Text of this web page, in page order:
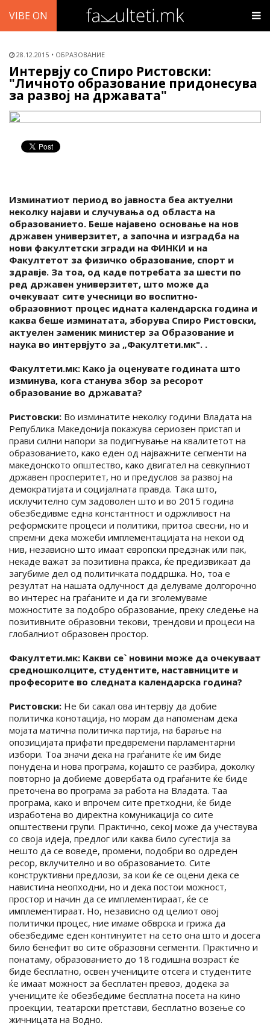
VIBE ON
28.12.2015 ОБРАЗОВАНИЕ
Интервју со Спиро Ристовски:
"Личното образование придонесува
за развој на државата"
Изминатиот период во јавноста беа актуелни
неколку најави и случувања од областа на
образованието. Беше најавено основање на нов
државен универзитет, а започна и изградба на
нови факултетски згради на ФИНКИ и на
Факултетот за физичко образование, спорт и
здравје. За тоа, од каде потребата за шести по
ред државен универзитет, што може да
очекуваат сите учесници во воспитно-
образовниот процес идната календарска година и
каква беше изминатата, зборува Спиро Ристовски,
актуелен заменик министер за Образование и
наука во интервјуто за „Факултети.мк". .
Факултети.мк: Како ја оценувате годината што
изминува, кога станува збор за ресорот
образование во државата?
Ристовски: Во изминатите неколку години Владата на
Република Македонија покажува сериозен пристап и
прави силни напори за подигнување на квалитетот на
образованието, како еден од најважните сегменти на
македонското општество, како двигател на севкупниот
државен просперитет, но и предуслов за развој на
демократијата и социјалната правда. Така што,
исклучително сум задоволен што и во 2015 година
обезбедивме една константност и одржливост на
реформските процеси и политики, притоа свесни, но и
спремни дека можеби имплементацијата на некои од
нив, независно што имаат европски предзнак или пак,
некаде важат за позитивна пракса, ќе предизвикаат да
загубиме дел од политичката поддршка. Но, тоа е
резултат на нашата одлучност да делуваме долгорочно
во интерес на граѓаните и да ги зголемуваме
можностите за подобро образование, преку следење на
позитивните образовни текови, трендови и процеси на
глобалниот образовен простор.
Факултети.мк: Какви се` новини може да очекуваат
средношколците, студентите, наставниците и
професорите во следната календарска година?
Ристовски: Не би сакал ова интервју да добие
политичка конотација, но морам да напоменам дека
мојата матична политичка партија, на барање на
опозицијата прифати предвремени парламентарни
избори. Тоа значи дека на граѓаните ќе им биде
понудена и нова програма, којашто се разбира, доколку
повторно ја добиеме довербата од граѓаните ќе биде
преточена во програма за работа на Владата. Таа
програма, како и впрочем сите претходни, ќе биде
изработена во директна комуникација со сите
општествени групи. Практично, секој може да учествува
со своја идеја, предлог или каква било сугестија за
нешто да се воведе, промени, подобри во одреден
ресор, вклучително и во образованието. Сите
конструктивни предлози, за кои ќе се оцени дека се
навистина неопходни, но и дека постои можност,
простор и начин да се имплементираат, ќе се
имплементираат. Но, независно од целиот овој
политички процес, ние имаме обврска и грижа да
обезбедиме еден континуитет на сето она што и досега
било бенефит во сите образовни сегменти. Практично и
понатаму, образованието до 18 годишна возраст ќе
биде бесплатно, освен учениците отсега и студентите
ќе имаат можност за бесплатен превоз, додека за
учениците ќе обезбедиме бесплатна посета на кино
проекции, театарски претстави, бесплатно возење со
жичницата на Водно.